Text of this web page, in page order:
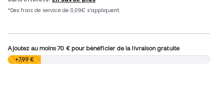
Ajoutez au moins70 €pour bénéficier de la livraison gratuite
0,00 €
+7,99 €